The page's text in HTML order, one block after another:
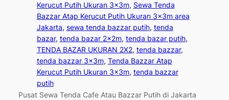
Kerucut Putih Ukuran 3x3m, Sewa Tenda
Bazzar Atap Kerucut Putih Ukuran 3x3m area
Jakarta, sewa tenda bazzar putih, tenda
bazar, tenda bazar 2x2m, tenda bazar putih
TENDA BAZAR UKURAN 2X2, tenda bazzar
tenda bazzar 3x3m, Tenda Bazzar Atap
Kerucut Putih Ukuran 3x3m, tenda bazzar
putih
Pusat Sewa Tenda Cafe Atau Bazzar Putih di Jakarta